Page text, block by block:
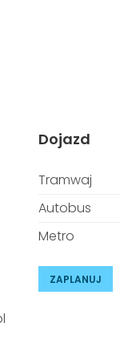
Dojazd
Tramwaj
Autobus
Metro
ZAPLANUJ